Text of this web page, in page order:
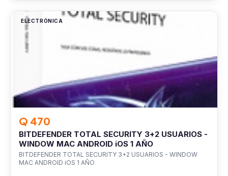
ELECTRÓNICA
Q 470
BITDEFENDER TOTAL SECURITY 3+2 USUARIOS -
WINDOW MAC ANDROID iOS 1 AÑO
BITDEFENDER TOTAL SECURITY 3+2 USUARIOS - WINDOW
MAC ANDROID iOS 1 AÑO